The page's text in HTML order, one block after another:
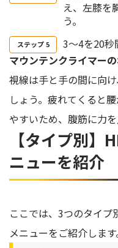
え、左膝を
う。
3～4を20秒
マウンテンクライマー
視線は手と手の間に向
しょう。疲れてくると
やすいため、腹筋に力
【タイプ別】
ニューを紹介
ここでは、3つのタイ
メニューをご紹介します